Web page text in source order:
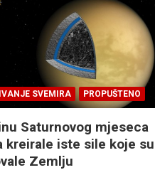
SVEMIRA PROPUŠTENO
Saturnovog mjeseca
kreirale iste sile koje su
Zemlju